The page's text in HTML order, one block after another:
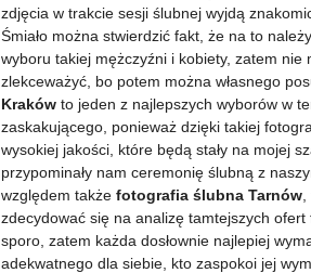
zdjęcia w trakcie sesji ślubnej wyjdą
Śmiało można stwierdzić fakt, że na to
wyboru takiej mężczyźni i kobiety, zatem
zlekceważyć, bo potem można własnego
Kraków to jeden z najlepszych wyborów w
zaskakującego, ponieważ dzięki takiej
wysokiej jakości, które będą stały na mojej
przypominały nam ceremonię ślubną z
względem także fotografia ślubna Tarnów
zdecydować się na analizę tamtejszych
sporo, zatem każda dosłownie najlepiej
adekwatnego dla siebie, kto zaspokoi jej